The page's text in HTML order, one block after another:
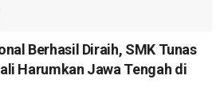
Berhasil Diraih, SMK Tunas
Harumkan Jawa Tengah di